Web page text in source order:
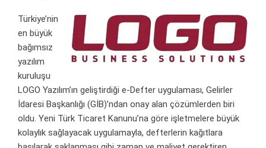
Türkiye’nin
en büyük
bağımsız
yazılım
kuruluşu
LOGO Yazılım’ın geliştirdiği e-Defter uygulaması, Gelirler
İdaresi Başkanlığı (GİB)’ndan onay alan çözümlerden biri
oldu. Yeni Türk Ticaret Kanunu’na göre işletmelere büyük
kolaylık sağlayacak uygulamayla, defterlerin kağıtlara